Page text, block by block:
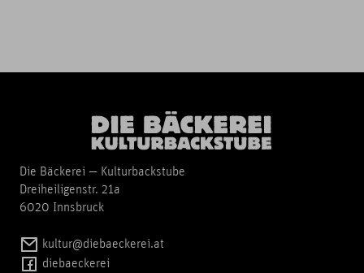
Die Bäckerei — Kulturbackstube
Dreiheiligenstr. 21a
6020 Innsbruck
kultur@diebaeckerei.at
diebaeckerei